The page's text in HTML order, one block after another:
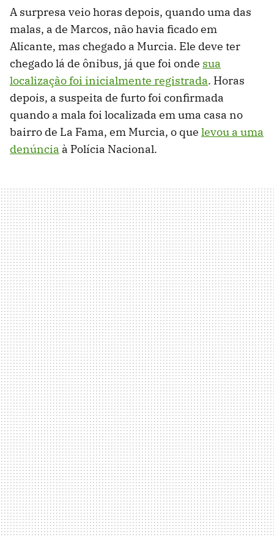
A surpresa veio horas depois, quando uma das
malas, a de Marcos, não havia ficado em
Alicante, mas chegado a Murcia. Ele deve ter
chegado lá de ônibus, já que foi onde sua
localização foi inicialmente registrada. Horas
depois, a suspeita de furto foi confirmada
quando a mala foi localizada em uma casa no
bairro de La Fama, em Murcia, o que levou a uma
denúncia à Polícia Nacional.